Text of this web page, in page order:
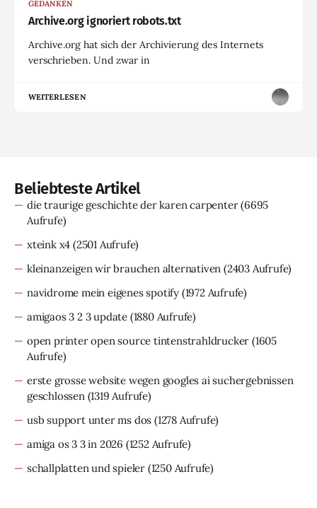
GEDANKEN
Archive.org ignoriert robots.txt
Archive.org hat sich der Archivierung des Internets
verschrieben. Und zwar in
WEITERLESEN
Beliebteste Artikel
die traurige geschichte der karen carpenter(6695
Aufrufe)
xteink x4 (2501 Aufrufe)
kleinanzeigen wir brauchen alternativen (2403 Aufrufe)
navidrome mein eigenes spotify (1972 Aufrufe)
amigaos 3 2 3 update (1880 Aufrufe)
open printer open source tintenstrahldrucker (1605
Aufrufe)
erste grosse website wegen googles ai suchergebnissen
geschlossen (1319 Aufrufe)
usb support unter ms dos (1278 Aufrufe)
amiga os 3 3 in 2026 (1252 Aufrufe)
schallplatten und spieler (1250 Aufrufe)